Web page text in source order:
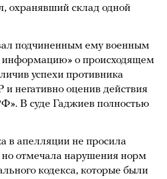
охранявший склад одной
подчиненным ему военным
о происходящем
успехи противника
негативно оценив действия
В суде Гаджиев полностью
в апелляции не просила
отмечала нарушения норм
кодекса, которые были